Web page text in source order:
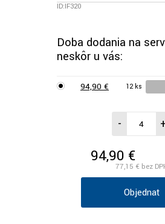
ID:IF320
Doba dodania na
neskôr u vás:
94,90 € 12 ks
-
94,90 €
77,15 € bez
Objednať